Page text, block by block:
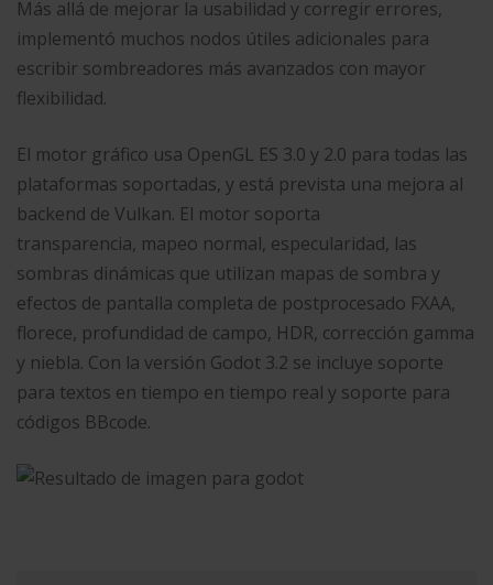
Más allá de mejorar la usabilidad y corregir errores,
implementó muchos nodos útiles adicionales para
escribir sombreadores más avanzados con mayor
flexibilidad.
El motor gráfico usa OpenGL ES 3.0 y 2.0 para todas las
plataformas soportadas, y está prevista una mejora al
backend de Vulkan. El motor soporta
transparencia, mapeo normal, especularidad, las
sombras dinámicas que utilizan mapas de sombra y
efectos de pantalla completa de postprocesado FXAA,
florece, profundidad de campo, HDR, corrección gamma
y niebla. Con la versión Godot 3.2 se incluye soporte
para textos en tiempo en tiempo real y soporte para
códigos BBcode.